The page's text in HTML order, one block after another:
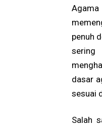
penuh
sering
dasar
sesuai
Salah